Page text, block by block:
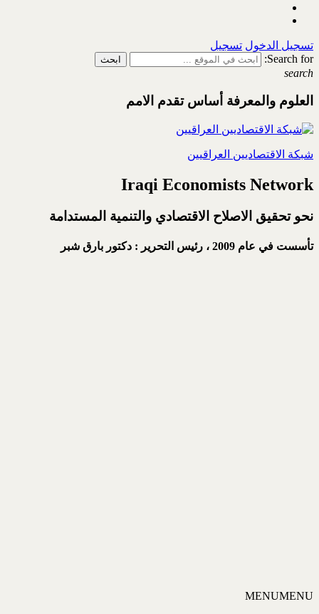
تسجيل الدخول تسجيل
Search for:
search
العلوم والمعرفة أساس تقدم الامم
شبكة الاقتصاديين العراقيين
Iraqi Economists Network
نحو تحقيق الاصلاح الاقتصادي والتنمية المستدامة
تأسست في عام 2009 ، رئيس التحرير : دكتور بارق شبر
MENUMENU